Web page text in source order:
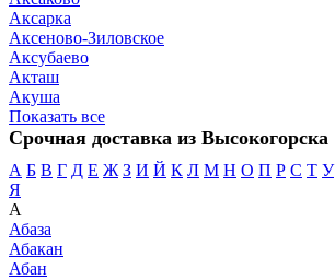
Аксарка
Аксеново-Зиловское
Аксубаево
Акташ
Акуша
Показать все
Срочная доставка из Высокогорска
А Б В Г Д Е Ж З И Й К Л М Н О П Р С Т У
Я
А
Абаза
Абакан
Абан